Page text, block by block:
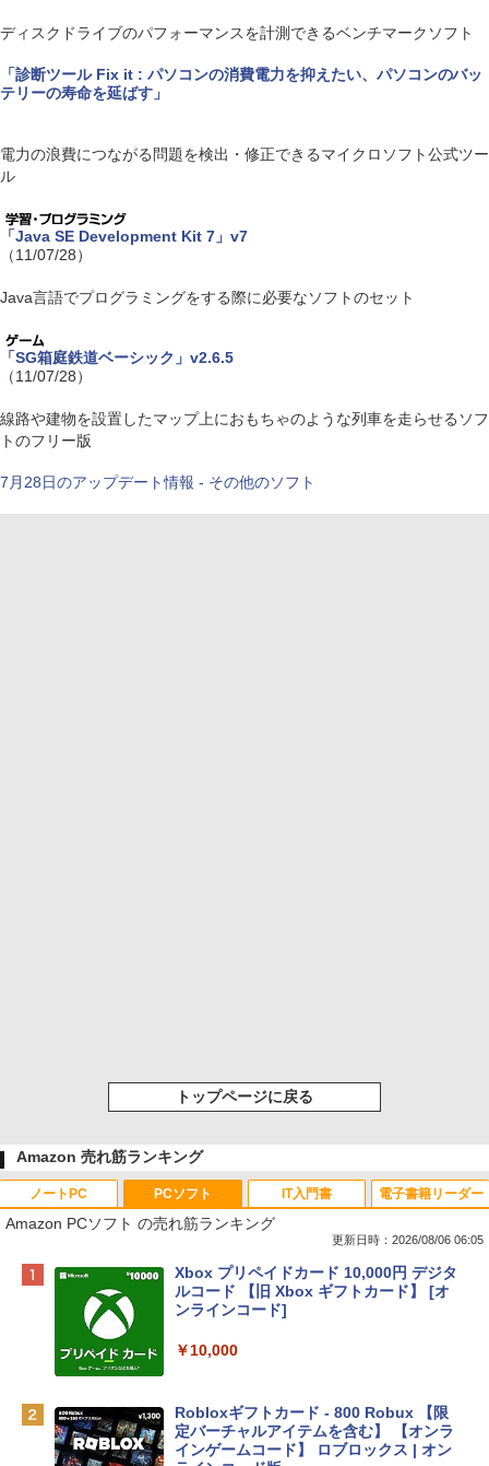
ディスクドライブのパフォーマンスを計測できるベンチマークソフト
「診断ツール Fix it : パソコンの消費電力を抑えたい、パソコンのバッ
テリーの寿命を延ばす」
電力の浪費につながる問題を検出・修正できるマイクロソフト公式ツー
ル
「Java SE Development Kit 7」v7
（11/07/28）
Java言語でプログラミングをする際に必要なソフトのセット
「SG箱庭鉄道ベーシック」v2.6.5
（11/07/28）
線路や建物を設置したマップ上におもちゃのような列車を走らせるソフ
トのフリー版
7月28日のアップデート情報 - その他のソフト
トップページに戻る
Amazon 売れ筋ランキング
ノートPC
Apple 2026 MacBook Neo A18 Proチッ
プ搭載13インチノートブック：AIとAppl
e Intelligenceのために設計、Liquid Ret
リ、512GB SSDストレージ、1080p Fac
￥137,800
PCソフト
Amazon PCソフト の売れ筋ランキング
更新日時：2026/08/06 06:05
Xbox プリペイドカード 10,000円 デジタ
ルコード 【旧 Xbox ギフトカード】 [オ
ンラインコード]
￥10,000
Robloxギフトカード - 800 Robux 【限
定バーチャルアイテムを含む】 【オンラ
インゲームコード】 ロブロックス | オン
IT入門書 電子書籍リーダー